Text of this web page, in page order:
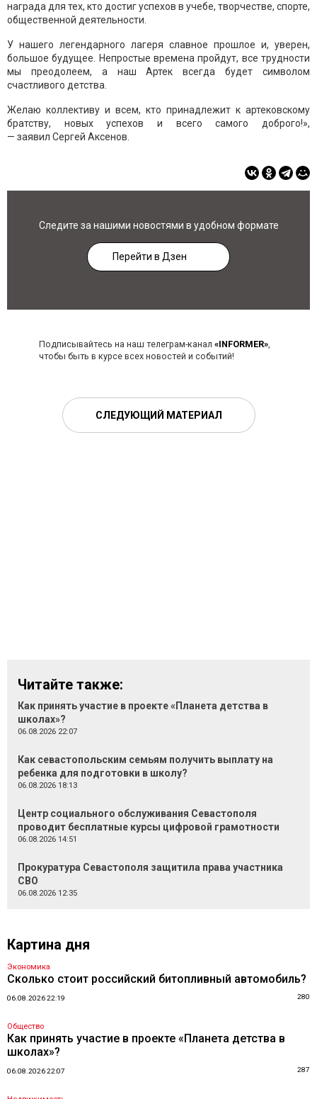
награда для тех, кто достиг успехов в учебе, творчестве, спорте,
общественной деятельности.
У нашего легендарного лагеря славное прошлое и, уверен,
большое будущее. Непростые времена пройдут, все трудности
мы преодолеем, а наш Артек всегда будет символом
счастливого детства.
Желаю коллективу и всем, кто принадлежит к артековскому
братству, новых успехов и всего самого доброго!»,
— заявил Сергей Аксенов.
Следите за нашими новостями в удобном формате
Перейти в Дзен
Подписывайтесь на наш телеграм-канал «INFORMER»,
чтобы быть в курсе всех новостей и событий!
СЛЕДУЮЩИЙ МАТЕРИАЛ
Читайте также:
Как принять участие в проекте «Планета детства в
школах»?
06.08.2026 22:07
Как севастопольским семьям получить выплату на
ребенка для подготовки в школу?
06.08.2026 18:13
Центр социального обслуживания Севастополя
проводит бесплатные курсы цифровой грамотности
06.08.2026 14:51
Прокуратура Севастополя защитила права участника
СВО
06.08.2026 12:35
Картина дня
Экономика
Сколько стоит российский битопливный автомобиль?
06.08.2026 22:19 280
Общество
Как принять участие в проекте «Планета детства в
школах»?
06.08.2026 22:07 287